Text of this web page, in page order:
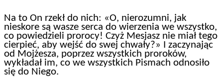
Na to On rzekł do nich: «O, nierozumni, jak
nieskore są wasze serca do wierzenia we wszystko,
co powiedzieli prorocy! Czyż Mesjasz nie miał tego
cierpieć, aby wejść do swej chwały?» I zaczynając
od Mojżesza, poprzez wszystkich proroków,
wykładał im, co we wszystkich Pismach odnosiło
się do Niego.